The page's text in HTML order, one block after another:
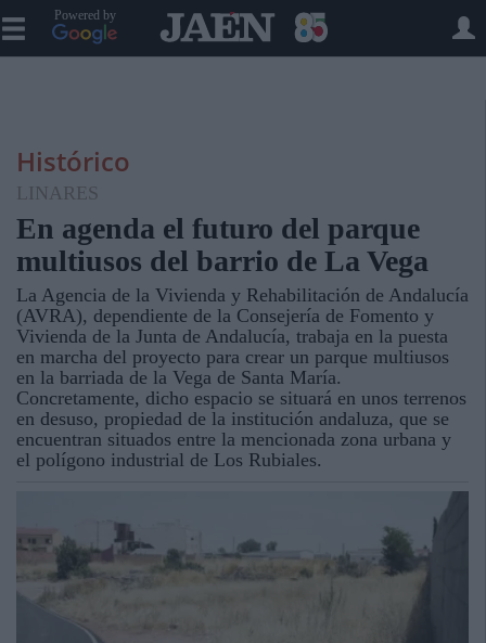
Powered by
Histórico
LINARES
En agenda el futuro del parque
multiusos del barrio de La Vega
La Agencia de la Vivienda y Rehabilitación de Andalucía
(AVRA), dependiente de la Consejería de Fomento y
Vivienda de la Junta de Andalucía, trabaja en la puesta
en marcha del proyecto para crear un parque multiusos
en la barriada de la Vega de Santa María.
Concretamente, dicho espacio se situará en unos terrenos
en desuso, propiedad de la institución andaluza, que se
encuentran situados entre la mencionada zona urbana y
el polígono industrial de Los Rubiales.